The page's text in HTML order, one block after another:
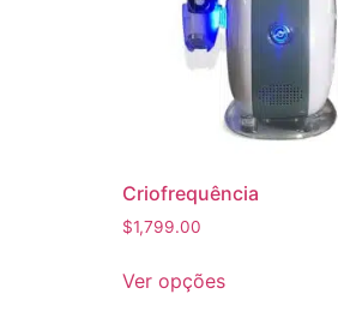
Criofrequência
$1,799.00
Ver opções